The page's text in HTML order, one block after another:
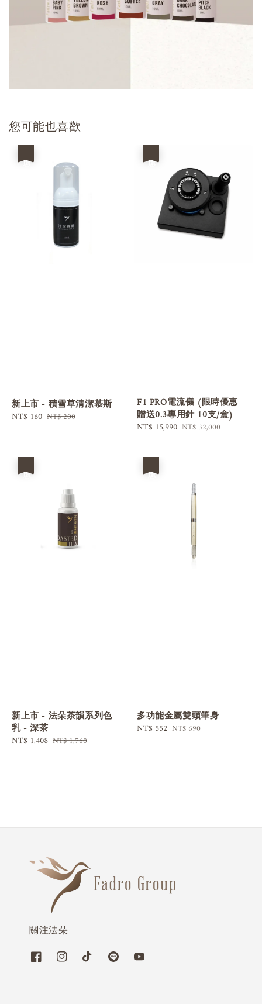
您可能也喜歡
新上市 - 積雪草清潔慕斯
Sale
NT$ 160 Regular
NT$ 200
F1 PRO電流儀 (限時優惠
贈送0.3專用針 10支/盒)
Sale
NT$ 15,990 Regular
NT$ 32,000
新上市 - 法朵茶韻系列色
乳 - 深茶
Sale
NT$ 1,408 Regular
NT$ 1,760
多功能金屬雙頭筆身
Sale
NT$ 552 Regular
NT$ 690
關注法朵